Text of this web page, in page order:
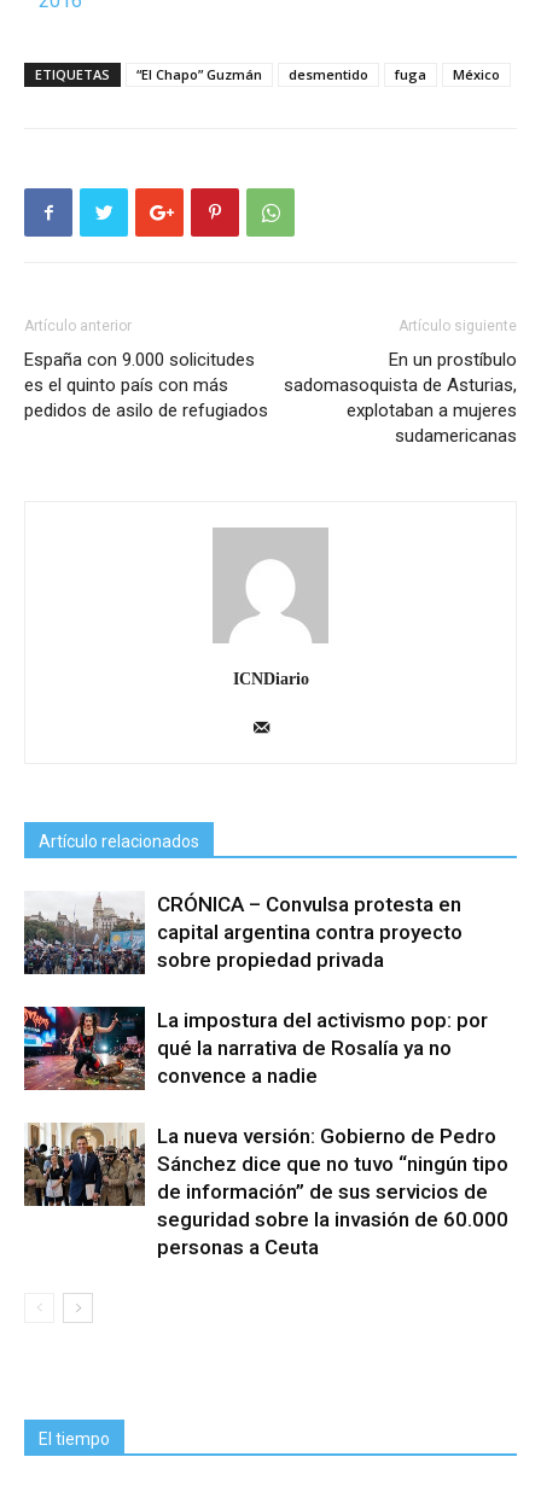
ETIQUETAS “El Chapo” Guzmán desmentido fuga México
Artículo anterior
España con 9.000 solicitudes
es el quinto país con más
pedidos de asilo de refugiados
Artículo siguiente
En un prostíbulo
sadomasoquista de Asturias,
explotaban a mujeres
sudamericanas
ICNDiario
Artículo relacionados
CRÓNICA – Convulsa protesta en
capital argentina contra proyecto
sobre propiedad privada
La impostura del activismo pop: por
qué la narrativa de Rosalía ya no
convence a nadie
La nueva versión: Gobierno de Pedro
Sánchez dice que no tuvo “ningún tipo
de información” de sus servicios de
seguridad sobre la invasión de 60.000
personas a Ceuta
El tiempo